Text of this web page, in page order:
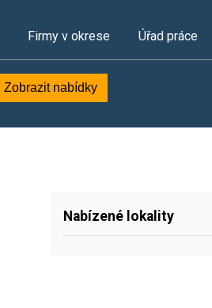
Firmy v okrese Úřad práce
Zobrazit nabídky
Nabízené lokality